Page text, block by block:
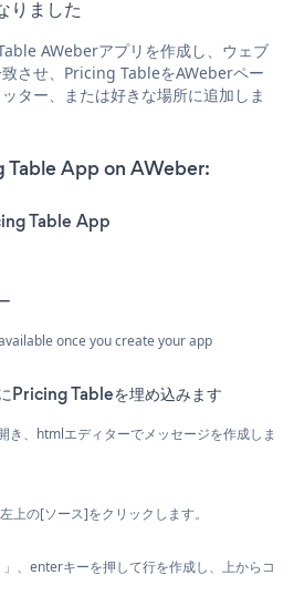
りました
AWeberアプリを作成し、ウェブ
させ、Pricing TableをAWeberペー
ター、または好きな場所に追加しま
Table App on AWeber:
Table App
once you create your app
Pricing Tableを埋め込みます
き、htmlエディターでメッセージを作成しま
上の[ソース]をクリックします。
、enterキーを押して行を作成し、上からコ